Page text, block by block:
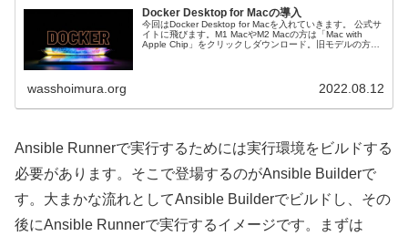
Docker Desktop for Macの導入
今回はDocker Desktop for Macを入れていきます。 公式サ
イトに飛びます。M1 MacやM2 Macの方は「Mac with
Apple Chip」をクリックしダウンロード。旧モデルの方は
wasshoimura.org 2022.08.12
Ansible Runnerで実行するためには実行環境をビルドする
必要があります。そこで登場するのがAnsible Builderで
す。大まかな流れとしてAnsible Builderでビルドし、その
後にAnsible Runnerで実行するイメージです。まずは